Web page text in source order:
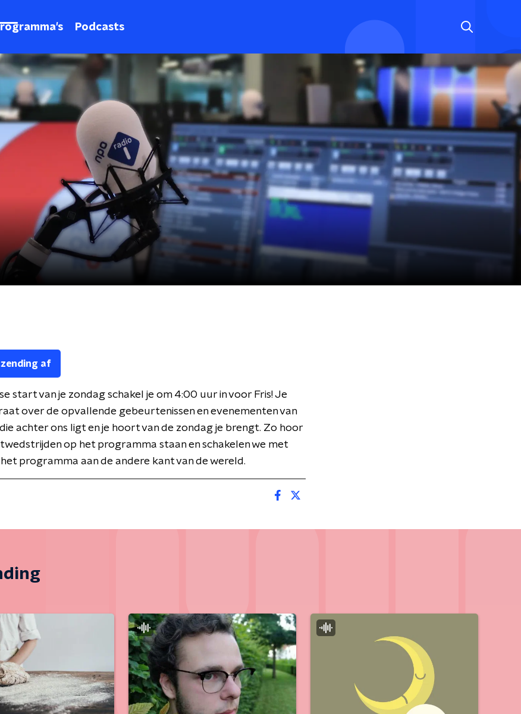
Podcasts
af
start van je zondag schakel je om 4:00 uur in voor Fris! Je
over de opvallende gebeurtenissen en evenementen van
achter ons ligt en je hoort van de zondag je brengt. Zo hoor
op het programma staan en schakelen we met
programma aan de andere kant van de wereld.